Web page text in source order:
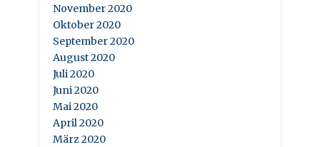
November 2020
Oktober 2020
September 2020
August 2020
Juli 2020
Juni 2020
Mai 2020
April 2020
März 2020